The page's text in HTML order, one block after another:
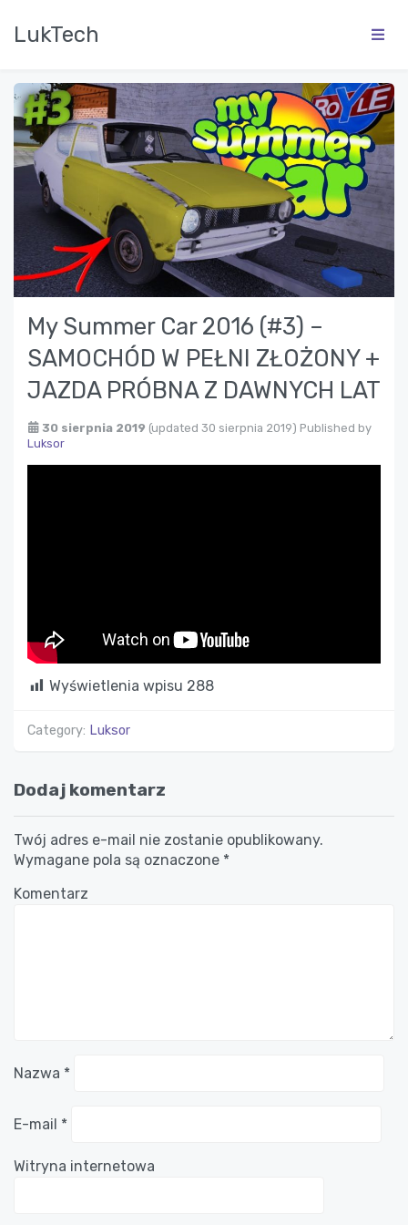
LukTech
My Summer Car 2016 (#3) –
SAMOCHÓD W PEŁNI ZŁOŻONY +
JAZDA PRÓBNA Z DAWNYCH LAT
30 sierpnia 2019 (updated 30 sierpnia 2019) Published by
Luksor
Wyświetlenia wpisu 288
Category: Luksor
Dodaj komentarz
Twój adres e-mail nie zostanie opublikowany.
Wymagane pola są oznaczone *
Komentarz
Nazwa *
E-mail *
Witryna internetowa